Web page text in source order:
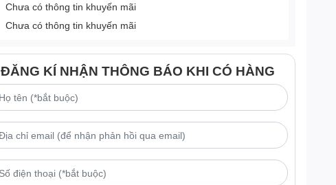
Chưa có thông tin khuyến mãi
Chưa có thông tin khuyến mãi
ĐĂNG KÍ NHẬN THÔNG BÁO KHI CÓ HÀNG